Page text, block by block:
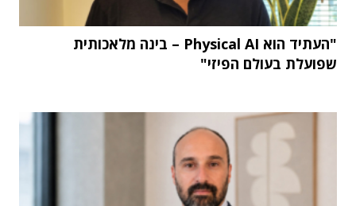
"העתיד הוא Physical AI – בינה מלאכותית
שפועלת בעולם הפיזי"